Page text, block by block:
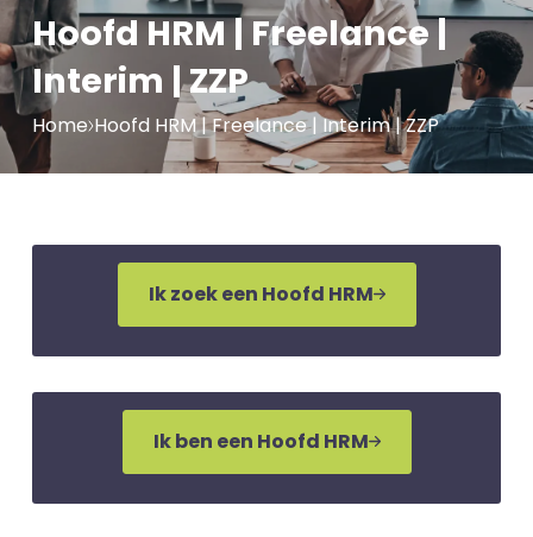
Hoofd HRM | Freelance |
Interim | ZZP
Home Hoofd HRM | Freelance | Interim | ZZP
Ik zoek een Hoofd HRM
Ik ben een Hoofd HRM